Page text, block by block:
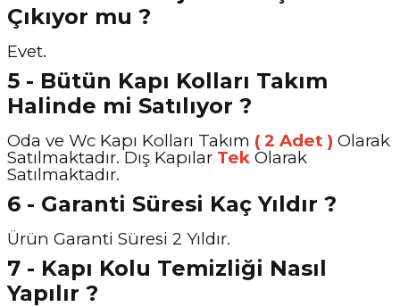
Çıkıyor mu ?
Evet.
5 - Bütün Kapı Kolları Takım
Halinde mi Satılıyor ?
Oda ve Wc Kapı Kolları Takım ( 2 Adet ) Olarak
Satılmaktadır. Dış Kapılar Tek Olarak
Satılmaktadır.
6 - Garanti Süresi Kaç Yıldır ?
Ürün Garanti Süresi 2 Yıldır.
7 - Kapı Kolu Temizliği Nasıl
Yapılır ?